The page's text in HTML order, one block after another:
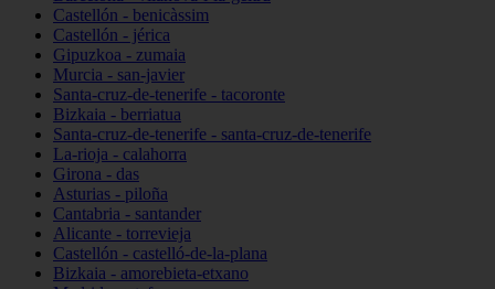
Castellón - benicàssim
Castellón - jérica
Gipuzkoa - zumaia
Murcia - san-javier
Santa-cruz-de-tenerife - tacoronte
Bizkaia - berriatua
Santa-cruz-de-tenerife - santa-cruz-de-tenerife
La-rioja - calahorra
Girona - das
Asturias - piloña
Cantabria - santander
Alicante - torrevieja
Castellón - castelló-de-la-plana
Bizkaia - amorebieta-etxano